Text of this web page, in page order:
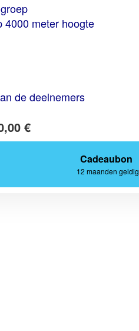
4000 meter hoogte
de deelnemers
€
Cadeaubon
12 maanden geldig